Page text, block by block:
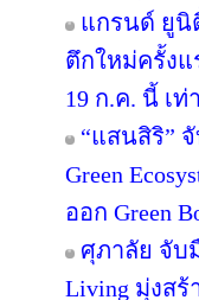
แกรนด์ ยูนิ
ตึกใหม่ครั้งแ
19 ก.ค. นี้ เ
“แสนสิริ”
Green
ออก Green
ศุภาลัย จับ
Living มุ่งสร้